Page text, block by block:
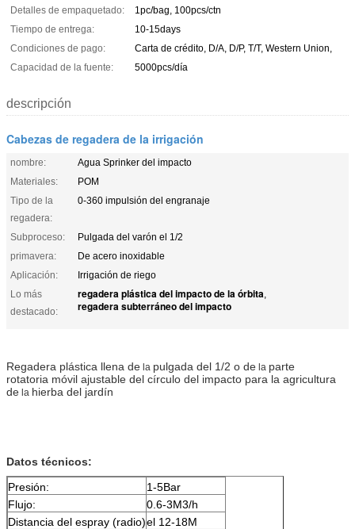
Detalles de empaquetado:
1pc/bag, 100pcs/ctn
Tiempo de entrega:
10-15days
Condiciones de pago:
Carta de crédito, D/A, D/P, T/T, Western Union,
Capacidad de la fuente:
5000pcs/día
descripción
Cabezas de regadera de la irrigación
nombre:
Agua Sprinker del impacto
Materiales:
POM
Tipo de la
regadera:
0-360 impulsión del engranaje
Subproceso:
Pulgada del varón el 1/2
primavera:
De acero inoxidable
Aplicación:
Irrigación de riego
Lo más
destacado:
regadera plástica del impacto de la órbita,
regadera subterráneo del impacto
Regadera plástica llena de la pulgada del 1/2 o de la parte
rotatoria móvil ajustable del círculo del impacto para la agricultura
de la hierba del jardín
Datos técnicos:
Presión:
1-5Bar
Flujo:
0.6-3M3/h
Distancia del espray (radio)el 12-18M